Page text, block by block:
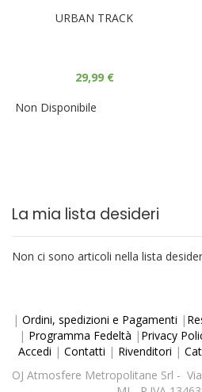
URBAN TRACK
29,99 €
Non Disponibile
La mia lista desideri
Non ci sono articoli nella lista
| Ordini, spedizioni e Pagamenti |
| Programma Fedeltà | Privacy
Accedi | Contatti | Rivenditori |
OJ Atmosfere Metropolitane Srl -